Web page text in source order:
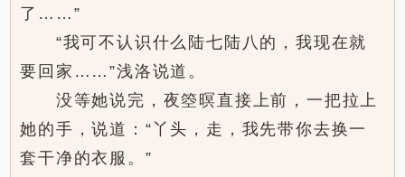
了……”
“我可不认识什么陆七陆八的，我现在就
要回家……”浅洛说道。
没等她说完，夜箜暝直接上前，一把拉上
她的手，说道：“丫头，走，我先带你去换一
套干净的衣服。”